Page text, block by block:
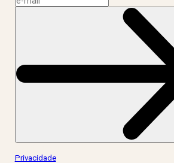
Privacidade.